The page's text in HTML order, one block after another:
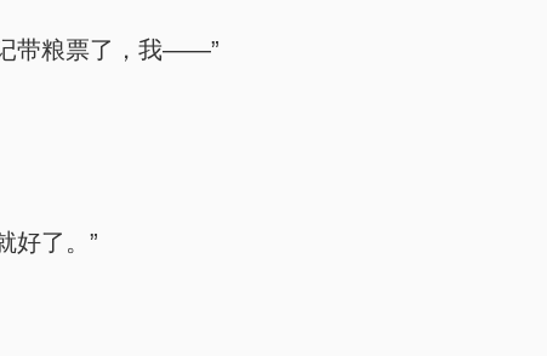
带粮票了，我——”
好了。”